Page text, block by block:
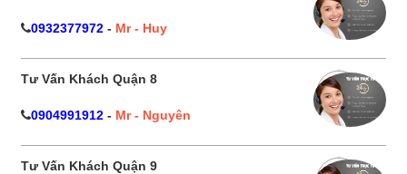
0932377972 - Mr - Huy
Tư Vấn Khách Quận 8
0904991912 - Mr - Nguyên
Tư Vấn Khách Quận 9